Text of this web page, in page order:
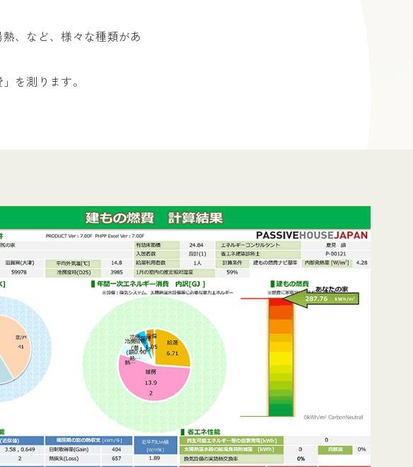
、など、様々な種類があ
を測ります。